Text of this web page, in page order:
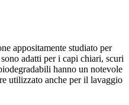
appositamente studiato per
adatti per i capi chiari, scuri
hanno un notevole
utilizzato anche per il lavaggio